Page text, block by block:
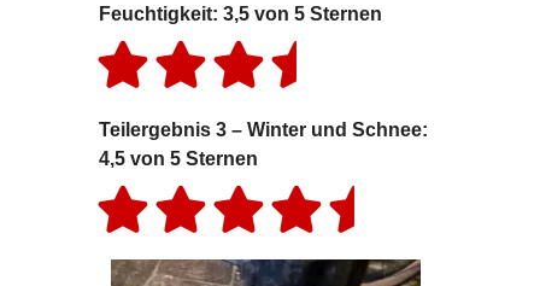
Feuchtigkeit: 3,5 von 5 Sternen
Teilergebnis 3 – Winter und Schnee:
4,5 von 5 Sternen